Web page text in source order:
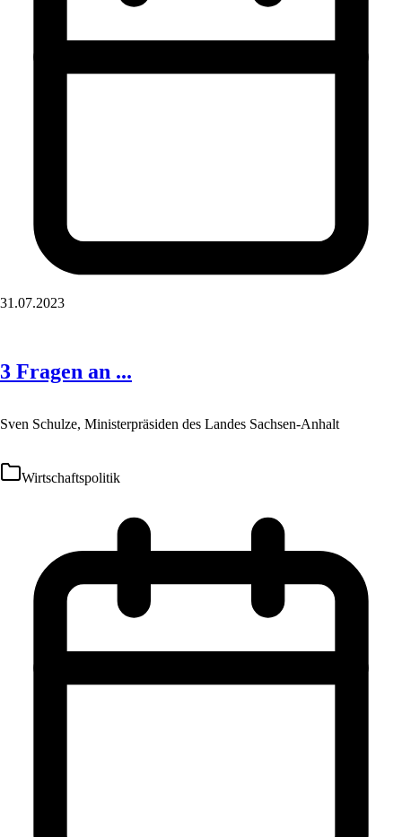
31.07.2023
3 Fragen an ...
Sven Schulze, Ministerpräsiden des Landes Sachsen-Anhalt
Wirtschaftspolitik